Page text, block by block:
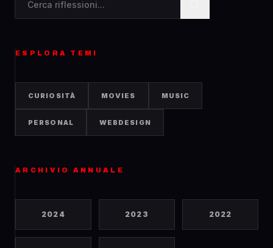
ESPLORA TEMI
CURIOSITÀ MOVIES MUSIC
PERSONAL WEBDESIGN
ARCHIVIO ANNUALE
2024 2023 2022